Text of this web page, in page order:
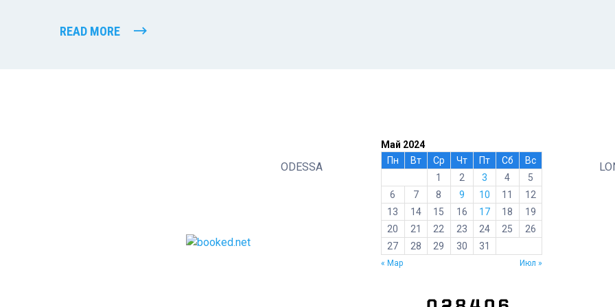
READ MORE
ODESSA
Май 2024
Пн
Вт Ср Чт Пт Сб
Вс
1
2 3 4
5
6
7 8 9 10 11
12
13
14 15 16 17 18
19
20
21 22 23 24 25
26
27
28 29 30 31
« Мар Июл »